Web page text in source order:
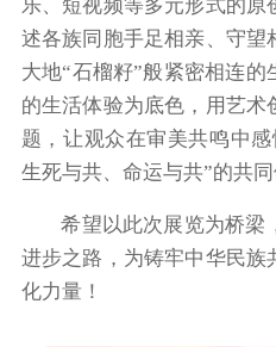
乐、短视频等多元形式的
述各族同胞手足相亲、守望
大地“石榴籽”般紧密相连
的生活体验为底色，用艺术
题，让观众在审美共鸣中感
生死与共、命运与共”的共
希望以此次展览为桥梁
进步之路，为铸牢中华民族
化力量！